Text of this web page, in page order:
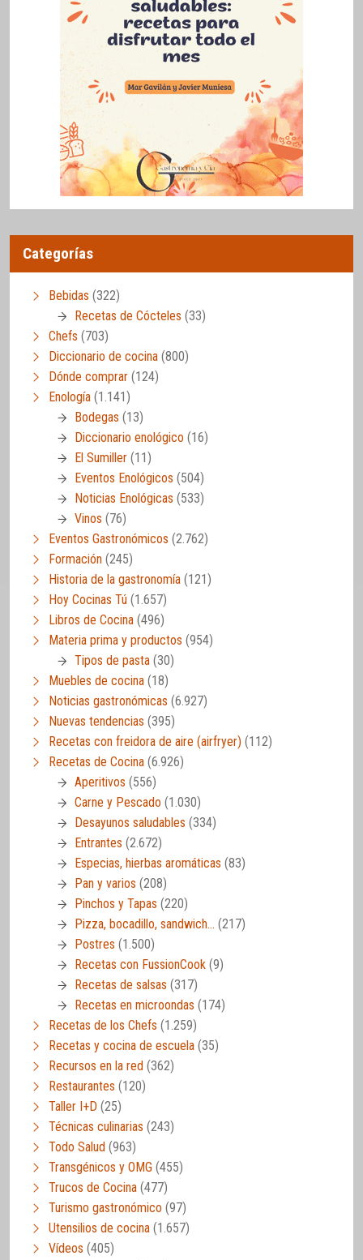
Categorías
Bebidas (322)
Recetas de Cócteles (33)
Chefs (703)
Diccionario de cocina (800)
Dónde comprar (124)
Enología (1.141)
Bodegas (13)
Diccionario enológico (16)
El Sumiller (11)
Eventos Enológicos (504)
Noticias Enológicas (533)
Vinos (76)
Eventos Gastronómicos (2.762)
Formación (245)
Historia de la gastronomía (121)
Hoy Cocinas Tú (1.657)
Libros de Cocina (496)
Materia prima y productos (954)
Tipos de pasta (30)
Muebles de cocina (18)
Noticias gastronómicas (6.927)
Nuevas tendencias (395)
Recetas con freidora de aire (airfryer) (112)
Recetas de Cocina (6.926)
Aperitivos (556)
Carne y Pescado (1.030)
Desayunos saludables (334)
Entrantes (2.672)
Especias, hierbas aromáticas (83)
Pan y varios (208)
Pinchos y Tapas (220)
Pizza, bocadillo, sandwich… (217)
Postres (1.500)
Recetas con FussionCook (9)
Recetas de salsas (317)
Recetas en microondas (174)
Recetas de los Chefs (1.259)
Recetas y cocina de escuela (35)
Recursos en la red (362)
Restaurantes (120)
Taller I+D (25)
Técnicas culinarias (243)
Todo Salud (963)
Transgénicos y OMG (455)
Trucos de Cocina (477)
Turismo gastronómico (97)
Utensilios de cocina (1.657)
Vídeos (405)